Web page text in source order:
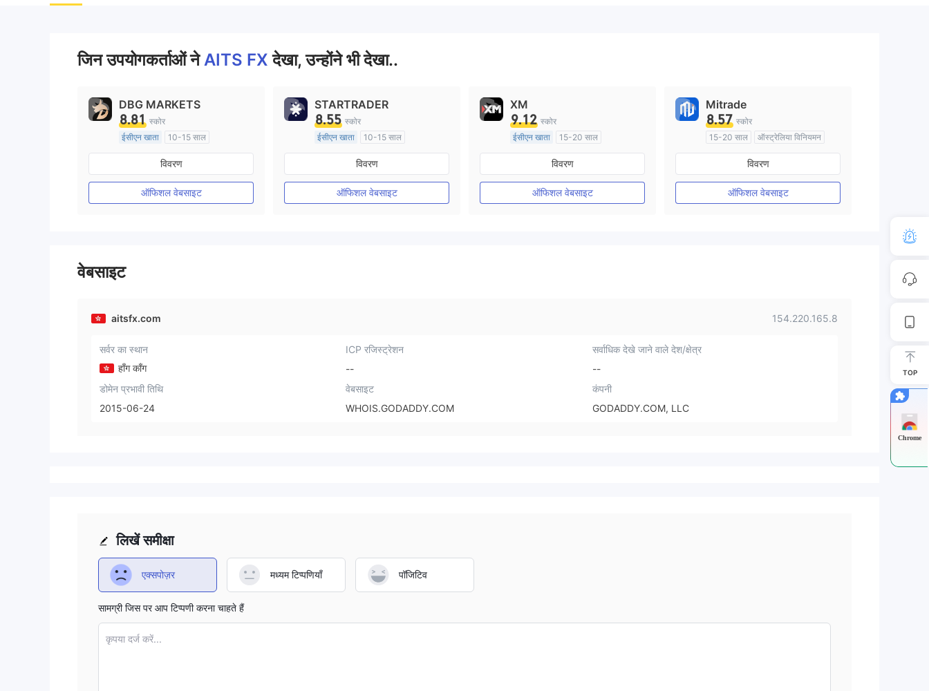
8
9
9
जिन उपयोगकर्ताओं नेAITS FXदेखा, उन्होंने भी देखा..
DBG MARKETS
8.81 स्कोर
ईसीएन खाता
10-15 साल
ऑस्ट्रेलिया विनियमन
मार्केट मेकिंग (एमएम)
मुख्य-लेबल MT4
विवरण
ऑफिशल वेबसाइट
STARTRADER
8.55 स्कोर
ईसीएन खाता
10-15 साल
ऑस्ट्रेलिया विनियमन
मार्केट मेकिंग (एमएम)
मुख्य-लेबल MT4
विवरण
ऑफिशल वेबसाइट
XM
9.12 स्कोर
ईसीएन खाता
15-20 साल
ऑस्ट्रेलिया विनियमन
मार्केट मेकिंग (एमएम)
मुख्य-लेबल MT4
विवरण
ऑफिशल वेबसाइट
Mitrade
8.57 स्कोर
15-20 साल
ऑस्ट्रेलिया विनियमन
मार्केट मेकिंग (एमएम)
स्व अनुसंधान
विवरण
ऑफिशल वेबसाइट
वेबसाइट
aitsfx.com 154.220.165.8
सर्वर का स्थान
हाँग काँग
ICP रजिस्ट्रेशन
--
सर्वाधिक देखे जाने वाले देश/क्षेत्र
--
डोमेन प्रभावी तिथि
2015-06-24
वेबसाइट
WHOIS.GODADDY.COM
कंपनी
GODADDY.COM, LLC
लिखें समीक्षा
एक्सपोज़र मध्यम टिप्पणियाँ पॉजिटिव
सामग्री जिस पर आप टिप्पणी करना चाहते हैं
कृपया दर्ज करें...
TOP
Chrome